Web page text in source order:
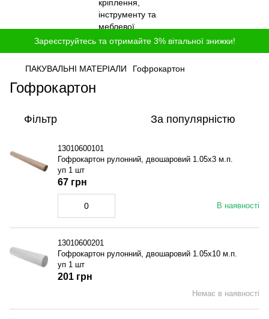
Зареєструйтесь та отримайте 3% вітальної знижки!
ПАКУВАЛЬНІ МАТЕРІАЛИ Гофрокартон
Гофрокартон
Фільтр За популярністю
13010600101
Гофрокартон рулонний, двошаровий 1.05x3 м.п.
уп 1 шт
В наявності
67 грн
13010600201
Гофрокартон рулонний, двошаровий 1.05x10 м.п.
уп 1 шт
Немає в наявності
201 грн